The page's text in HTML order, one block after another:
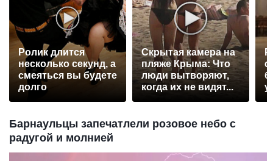
Ролик длится
несколько секунд, а
смеяться вы будете
долго
Скрытая камера на
пляже Крыма: Что
люди вытворяют,
когда их не видят...
Барнаульцы запечатлели розовое небо с
радугой и молнией